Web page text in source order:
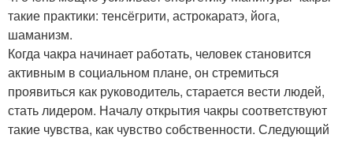
такие практики: тенсёгрити, астрокаратэ, йога,
шаманизм.
Когда чакра начинает работать, человек становится
активным в социальном плане, он стремиться
проявиться как руководитель, старается вести людей,
стать лидером. Началу открытия чакры соответствуют
такие чувства, как чувство собственности. Следующий